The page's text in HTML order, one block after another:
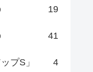
19
41
プS」 4